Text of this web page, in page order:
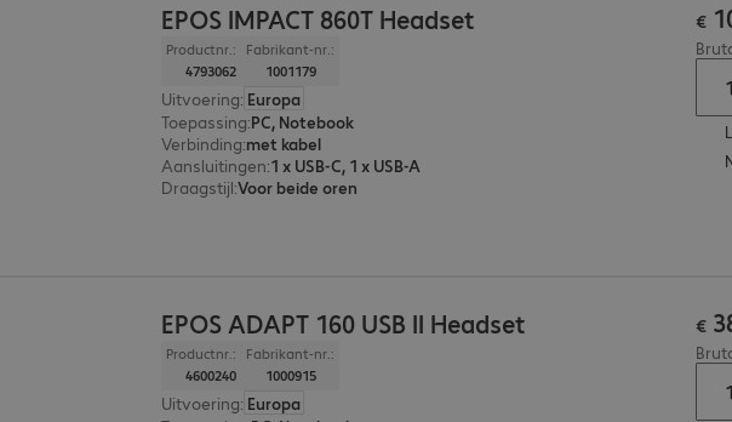
EPOS IMPACT 860T Headset
Productnr.:
4793062
Fabrikant-nr.:
1001179
Uitvoering: Europa
Toepassing:PC, Notebook
Verbinding:met kabel
Aansluitingen:1 x USB-C, 1 x USB-A
Draagstijl:Voor beide oren
€
EPOS ADAPT 160 USB II Headset
Productnr.:
4600240
Fabrikant-nr.:
1000915
Uitvoering: Europa
€